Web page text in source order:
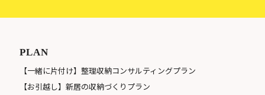
PLAN
【一緒に片付け】整理収納コンサルティングプラン
【お引越し】新居の収納づくりプラン